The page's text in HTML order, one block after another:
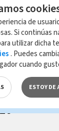
de
Si continúas
utilizar dicha
. Puedes
cuando
ESTOY DE